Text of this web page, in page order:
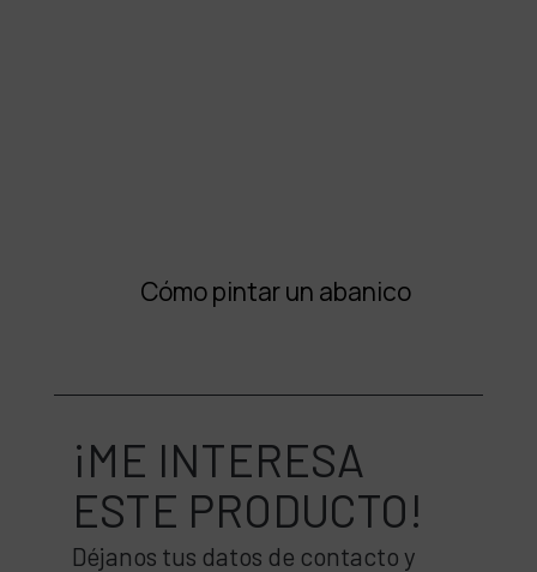
Cómo pintar un abanico
¡ME INTERESA
ESTE PRODUCTO!
Déjanos tus datos de contacto y